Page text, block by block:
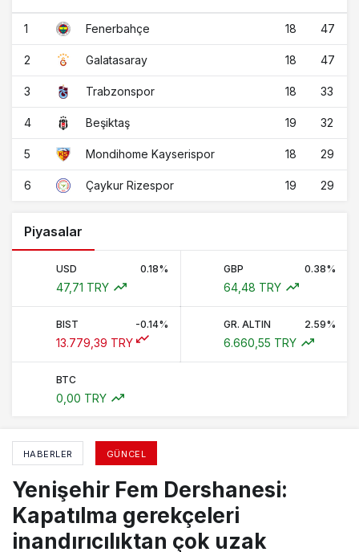
1 Fenerbahçe 18 47
2 Galatasaray 18 47
3 Trabzonspor 18 33
4 Beşiktaş 19 32
5 Mondihome Kayserispor 18 29
6 Çaykur Rizespor 19 29
Piyasalar
USD 0.18%
47,71 TRY
GBP 0.38%
64,48 TRY
BIST -0.14%
13.779,39 TRY
GR. ALTIN 2.59%
6.660,55 TRY
BTC
0,00 TRY
HABERLER GÜNCEL
Yenişehir Fem Dershanesi:
Kapatılma gerekçeleri
inandırıcılıktan çok uzak